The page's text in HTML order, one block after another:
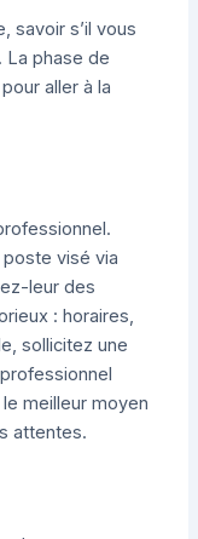
savoir s’il vous
La phase de
aller à la
visé via
leur des
: horaires,
sollicitez une
meilleur moyen
attentes.